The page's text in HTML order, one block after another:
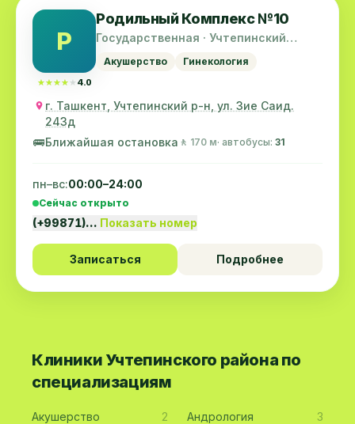
Р
★★★★★
★★★★★ 4.0
Родильный Комплекс №10
Государственная · Учтепинский
Акушерство Гинекология
г. Ташкент, Учтепинский р-н, ул. Зие Саид.
243д
🚌Ближайшая остановка 🚶 170 м· автобусы: 31
пн–вс:00:00–24:00
Сейчас открыто
(+99871)… Показать номер
Записаться Подробнее
Клиники Учтепинского района по
специализациям
Акушерство 2 Андрология 3